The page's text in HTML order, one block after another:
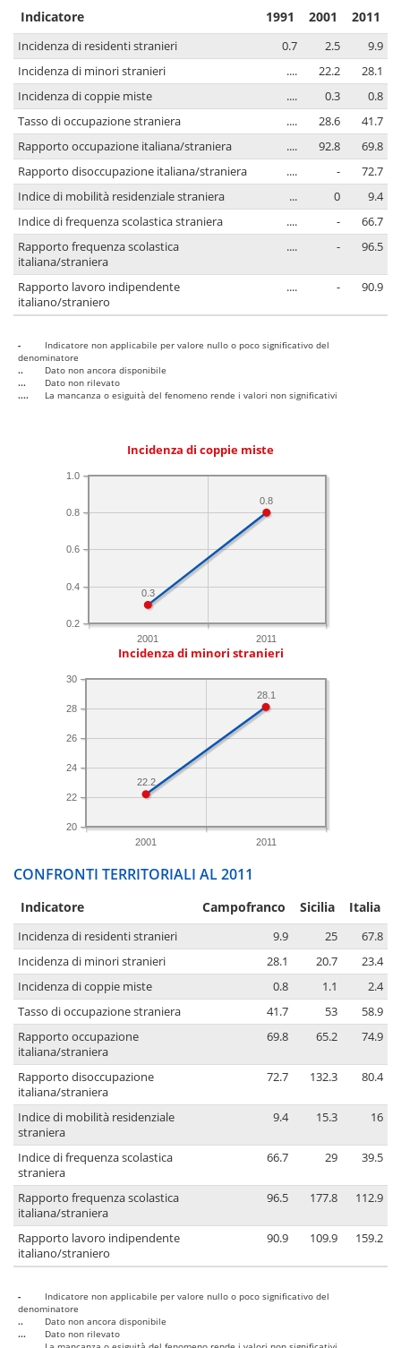
Indicatore 1991 2001 2011
Incidenza di residenti stranieri 0.7 2.5
9.9
Incidenza di minori stranieri
.... 22.2
28.1
Incidenza di coppie miste
.... 0.3
0.8
Tasso di occupazione straniera
.... 28.6
41.7
Rapporto occupazione italiana/straniera
.... 92.8
69.8
Rapporto disoccupazione italiana/straniera
.... -
72.7
Indice di mobilità residenziale straniera
... 0
9.4
Indice di frequenza scolastica straniera
.... -
66.7
Rapporto frequenza scolastica
italiana/straniera
.... - 96.5
Rapporto lavoro indipendente
italiano/straniero
.... - 90.9
-
Indicatore non applicabile per valore nullo o poco significativo del
denominatore
..
Dato non ancora disponibile
...
Dato non rilevato
....
La mancanza o esiguità del fenomeno rende i valori non significativi
Incidenza di coppie miste
2001 2011
0.2
0.4
0.6
0.8
1.0
0.8
0.3
Incidenza di minori stranieri
2001 2011
20
22
24
26
28
30
28.1
22.2
CONFRONTI TERRITORIALI AL 2011
Indicatore Campofranco Sicilia Italia
Incidenza di residenti stranieri 9.9 25
67.8
Incidenza di minori stranieri
28.1 20.7
23.4
Incidenza di coppie miste
0.8 1.1
2.4
Tasso di occupazione straniera
41.7 53
58.9
Rapporto occupazione
italiana/straniera
69.8 65.2 74.9
Rapporto disoccupazione
italiana/straniera
72.7 132.3 80.4
Indice di mobilità residenziale
straniera
9.4 15.3 16
Indice di frequenza scolastica
straniera
66.7 29 39.5
Rapporto frequenza scolastica
italiana/straniera
96.5 177.8 112.9
Rapporto lavoro indipendente
italiano/straniero
90.9 109.9 159.2
-
Indicatore non applicabile per valore nullo o poco significativo del
denominatore
..
Dato non ancora disponibile
...
Dato non rilevato